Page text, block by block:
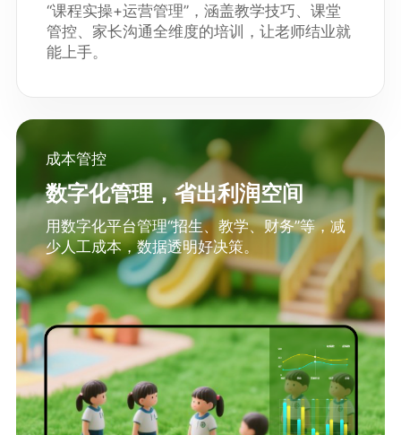
“课程实操+运营管理”，涵盖教学技巧、课堂
管控、家长沟通全维度的培训，让老师结业就
能上手。
成本管控
数字化管理，省出利润空间
用数字化平台管理“招生、教学、财务”等，减
少人工成本，数据透明好决策。